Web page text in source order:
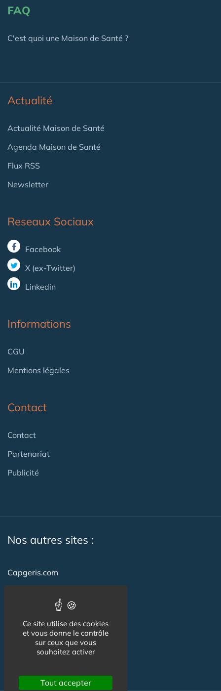
FAQ
C'est quoi une Maison de Santé ?
Actualité
Actualité Maison de Santé
Agenda Maison de Santé
Flux RSS
Newsletter
Reseaux Sociaux
Facebook
X (ex-Twitter)
Linkedin
Informations
CGU
Mentions légales
Contact
Contact
Partenariat
Publicité
Nos autres sites :
Capgeris.com
Emploi-formation-sante.com
Seniorissimmo.com
Creche-et-naissance.com
Ce site utilise des cookies
et vous donne le contrôle
sur ceux que vous
souhaitez activer
Tout accepter